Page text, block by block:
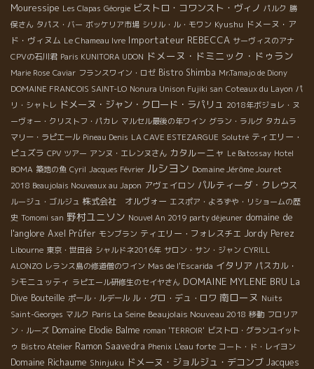
Mouressipe Les Clapas Géorgie ビストロ・コワンスト・ヴィノ パルク 勝
俣さん タパス・バー ボッケリア市場 シリル・ル・モワン Kyushu ドメーヌ・ア
ド・ヴィヌム Le Chameau Ivre Importateur REBECCA サーヴィスのアナ
CPVの石川君 Paris KUNITORA UDON ドメーヌ・ドミニック・ドゥラン
Marie Rose Caviar フランスワイン・ロゼ Bistro Shimba Mr.Tamajo de Diony
DOMAINE FRANCOIS SAINT-LO Nonura Unison Fujiki san Coteaux du Layon パ
リ・シャトレ ドメーヌ・ジャン・クロード・ラパリュ 2018年ボジョレ・ヌ
ーヴォー・クリストフ・パカレ マルセル最後の年ワイン グラン・ラルグ タカムラ
マリー・ラピエール Pineau Denis LA CAVE ESTEZARGUE Solutré ティエリー・
ピュズラ CPV ツアー アンヌ・エレンヌさん カタルーニャ Le Batossay Hotel
BOMA 築地の魚 Cyril Jacques Février ルシヨン Domaine Jérôme Jouret
2018 Beaujolais Nouveaux au Japon アヴェイロン パルティーダ・クレウス
ルージュ・ゴルジュ 株式会社 オルヴォー エスポア・よろずや・リショームの歴
史 Tomomi san 野村ユニソン Nouvel An 2019 party déjeuner domaine de
l'anglore Axel Prüfer モンブラン ティエリー・フォレスチエ Jordy Perez
Libourne 東京・世田谷 シャルドネ2016年 サロン・サン・ジャン CYRILL
ALONZO レランス島の修道僧のワイン Mas de l'Escarida イタリア パスカル・
シモニュッティ ラピエール研修生のセイヤさん DOMAINE MYLENE BRU La
Dive Bouteille ポール・ルデール ル・グロ・デュ・ロワ 南ローヌ Nuits
Saint-Georges マルク Paris La Seine Beaujolais Nouveau 2018 移動 フロリア
ン・ルーズ Domaine Elodie Balme roman 'TERROIR' ビストロ・グランユイット
ゥ Bistro Atelier Ramon Saavedra Phenix L'eau forte コート・ド・レイヨン
Domaine Richaume Shinjuku ドメーヌ・ジョルジュ・デコンブ Jacques